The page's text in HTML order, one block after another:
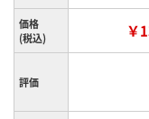
価格
(税込)
￥
評価